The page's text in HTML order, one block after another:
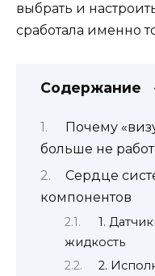
выбрать и
сработала именно
Содержание
Почему
больше не
Сердце
компонентов
1.
жидкость
2.